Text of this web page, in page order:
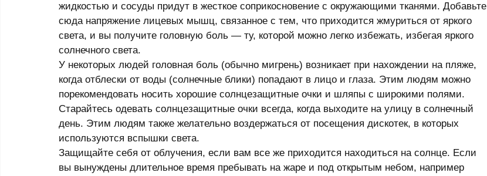
жидкостью и сосуды придут в жесткое соприкосновение с окружающими тканями. Добавьте
сюда напряжение лицевых мышц, связанное с тем, что приходится жмуриться от яркого
света, и вы получите головную боль — ту, которой можно легко избежать, избегая яркого
солнечного света.
У некоторых людей головная боль (обычно мигрень) возникает при нахождении на пляже,
когда отблески от воды (солнечные блики) попадают в лицо и глаза. Этим людям можно
порекомендовать носить хорошие солнцезащитные очки и шляпы с широкими полями.
Старайтесь одевать солнцезащитные очки всегда, когда выходите на улицу в солнечный
день. Этим людям также желательно воздержаться от посещения дискотек, в которых
используются вспышки света.
Защищайте себя от облучения, если вам все же приходится находиться на солнце. Если
вы вынуждены длительное время пребывать на жаре и под открытым небом, например